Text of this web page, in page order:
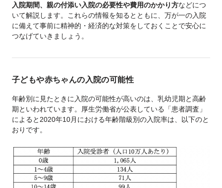
入院期間、親の付添い入院の必要性や費用のかかり方などにつ
いて解説します。これらの情報を知るとともに、万が一の入院
に備えて事前に精神的・経済的な対策をしておくことで安心に
つなげていきましょう。
子どもや赤ちゃんの入院の可能性
年齢別に見たときに入院の可能性が高いのは、乳幼児期と高齢
期といわれています。厚生労働省が公表している「患者調査」
によると2020年10月における年齢階級別の入院率は、以下のと
おりです。